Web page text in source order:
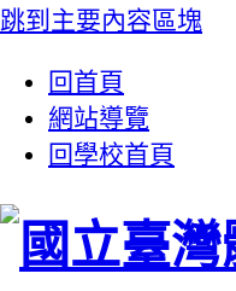
跳到主要內容區塊
回首頁
網站導覽
回學校首頁